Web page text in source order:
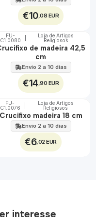
€10,08 EUR
🇵🇹
100%
FU-
C1.0080
Loja de Artigos
Religiosos
de madeira 42,5
cm
Envio 2 a 10 dias
€14 ,90 EUR
🇵🇹
100%
FU-
C1.0076
Loja de Artigos
Religiosos
Crucifixo madeira 18 cm
Envio 2 a 10 dias
€6,02 EUR
interesse